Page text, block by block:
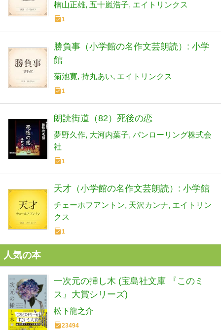
楠山正雄 五十嵐浩子 エイトリンクス
1
勝負事（小学館の名作文芸朗読）: 小学
館
菊池寛 持丸あい エイトリンクス
1
朗読街道（82）死後の恋
夢野久作 大河内葉子 パンローリング株式会
社
1
天才（小学館の名作文芸朗読）: 小学館
チェーホフアントン 天沢カンナ エイトリン
クス
1
人気の本
一次元の挿し木 (宝島社文庫 『このミ
ス』大賞シリーズ)
松下龍之介
23494